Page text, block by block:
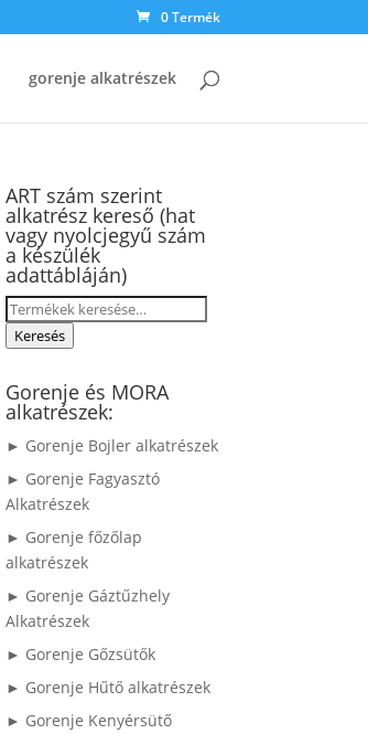
0 Termék
gorenje alkatrészek
ART szám szerint
alkatrész kereső (hat
vagy nyolcjegyű szám
a készülék
adattábláján)
Keresés
a Keresés
Gorenje és MORA
alkatrészek:
► Gorenje Bojler alkatrészek
► Gorenje Fagyasztó
Alkatrészek
► Gorenje főzőlap
alkatrészek
► Gorenje Gáztűzhely
Alkatrészek
► Gorenje Gőzsütők
► Gorenje Hűtő alkatrészek
► Gorenje Kenyérsütő